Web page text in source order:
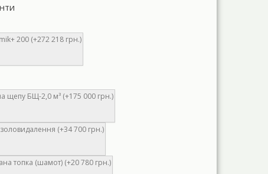
200 (+272 218 грн.)
щепу БЩ-2,0 м³ (+175 000 грн.)
(+34 700 грн.)
топка (шамот) (+20 780 грн.)